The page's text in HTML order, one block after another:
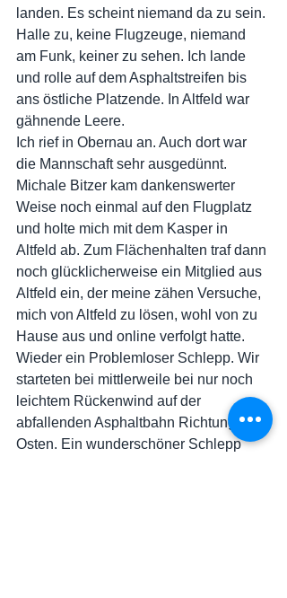
landen. Es scheint niemand da zu sein.
Halle zu, keine Flugzeuge, niemand
am Funk, keiner zu sehen. Ich lande
und rolle auf dem Asphaltstreifen bis
ans östliche Platzende. In Altfeld war
gähnende Leere.
Ich rief in Obernau an. Auch dort war
die Mannschaft sehr ausgedünnt.
Michale Bitzer kam dankenswerter
Weise noch einmal auf den Flugplatz
und holte mich mit dem Kasper in
Altfeld ab. Zum Flächenhalten traf dann
noch glücklicherweise ein Mitglied aus
Altfeld ein, der meine zähen Versuche,
mich von Altfeld zu lösen, wohl von zu
Hause aus und online verfolgt hatte.
Wieder ein Problemloser Schlepp. Wir
starteten bei mittlerweile bei nur noch
leichtem Rückenwind auf der
abfallenden Asphaltbahn Richtung
Osten. Ein wunderschöner Schlepp